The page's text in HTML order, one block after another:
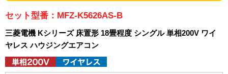
セット型番：MFZ-K5626AS-B
三菱電機 Kシリーズ 床置形 18畳程度 シングル 単相200V ワイ
ヤレス ハウジングエアコン